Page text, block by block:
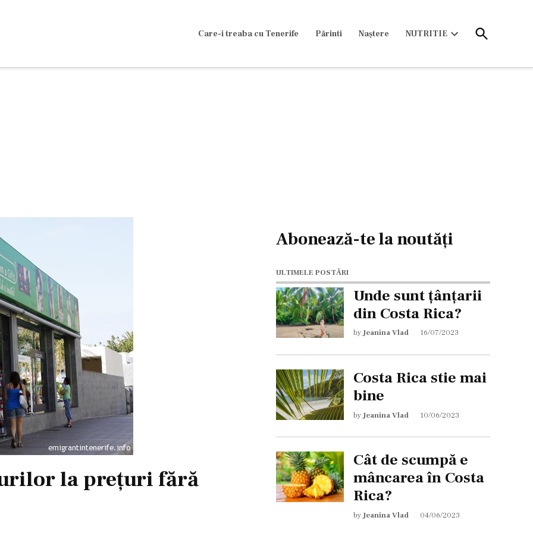
Care-i treaba cu Tenerife Părinti Naștere NUTRITIE
Open
Search
la preţuri fără
Abonează-te la noutăți
ULTIMELE POSTĂRI
Unde sunt țânțarii
din Costa Rica?
byJeanina Vlad 16/07/2023
Costa Rica stie mai
bine
by Jeanina Vlad 10/06/2023
Cât de scumpă e
mâncarea în Costa
Rica?
by Jeanina Vlad 04/06/2023